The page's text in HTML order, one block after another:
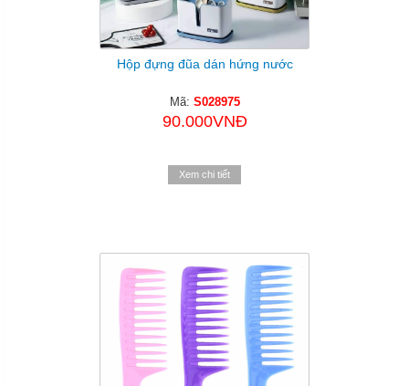
Hộp đựng đũa dán hứng nước
Mã: S028975
90.000VNĐ
Xem chi tiết